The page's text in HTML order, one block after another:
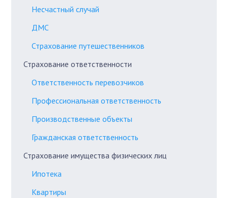
Несчастный случай
ДМС
Страхование путешественников
Страхование ответственности
Ответственность перевозчиков
Профессиональная ответственность
Производственные объекты
Гражданская ответственность
Страхование имущества физических лиц
Ипотека
Квартиры